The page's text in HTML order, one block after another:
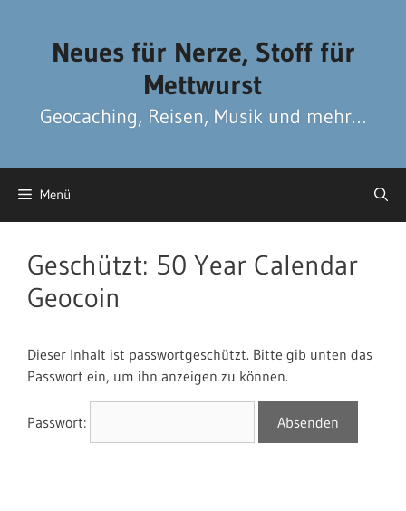
Neues für Nerze, Stoff für
Mettwurst
Geocaching, Reisen, Musik und mehr…
Menü
Geschützt: 50 Year Calendar
Geocoin
Dieser Inhalt ist passwortgeschützt. Bitte gib unten das
Passwort ein, um ihn anzeigen zu können.
Passwort: